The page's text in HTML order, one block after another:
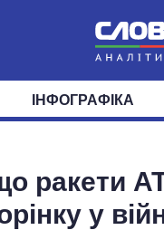
ПОЛІТИКА
ДЕПУТАТИ
ІНФОГРАФІКА
ракети
у